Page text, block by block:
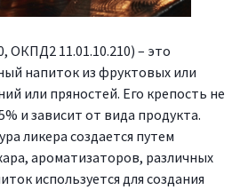
ОКПД2 11.01.10.210) – это
напиток из фруктовых или
или пряностей. Его крепость не
и зависит от вида продукта.
ликера создается путем
ароматизаторов, различных
используется для создания